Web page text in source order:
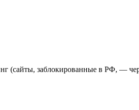
(сайты, заблокированные в РФ, —